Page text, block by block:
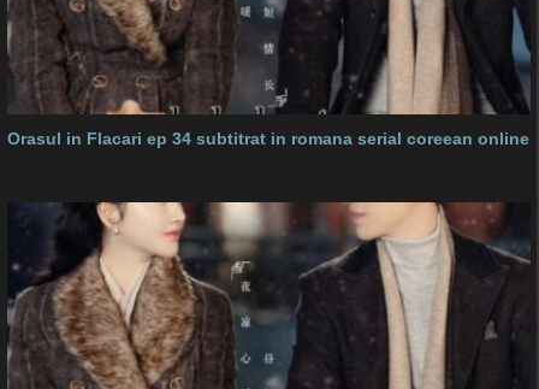
Orasul in Flacari ep 34 subtitrat in romana serial coreean online